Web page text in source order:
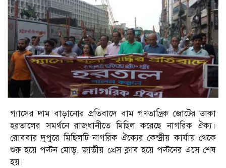
গ্যাসের দাম বাড়ানোর প্রতিবাদে বাম গণতান্ত্রিক জোটের ডাকা
হরতালের সমর্থনে রাজধানীতে মিছিল করেছে নাগরিক ঐক্য।
রোববার দুপুরে মিছিলটি নাগরিক ঐক্যের কেন্দ্রীয় কার্যায় থেকে
শুরু হয়ে পল্টন মোড়, জাতীয় প্রেস ক্লাব হয়ে পল্টনের এসে শেষ
হয়।